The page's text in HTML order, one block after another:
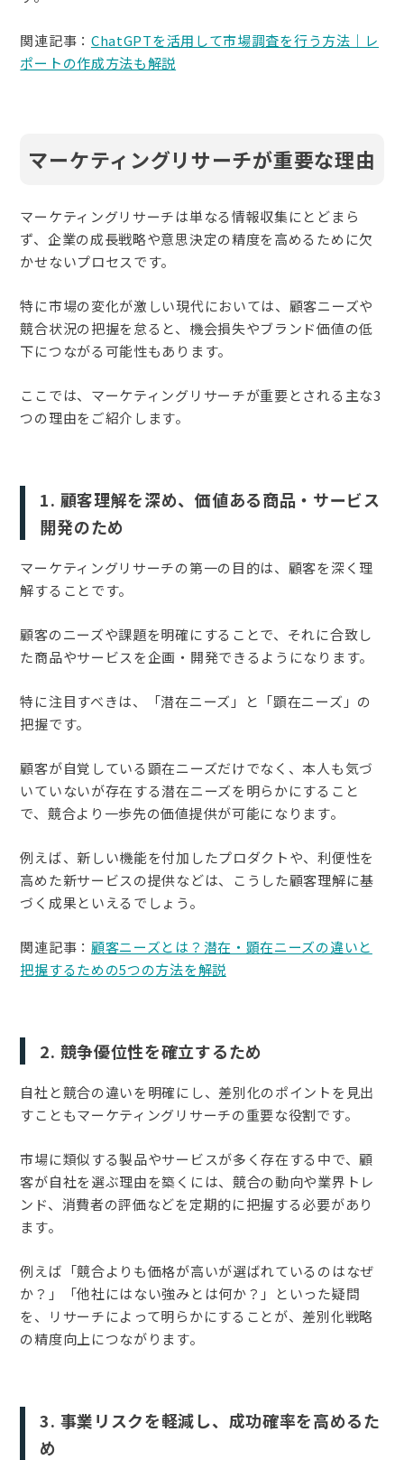
関連記事： ChatGPTを活用して市場調査を行う方法｜レ
ポートの作成方法も解説
マーケティングリサーチが重要な理由
マーケティングリサーチは単なる情報収集にとどまら
ず、企業の成長戦略や意思決定の精度を高めるために欠
かせないプロセスです。
特に市場の変化が激しい現代においては、顧客ニーズや
競合状況の把握を怠ると、機会損失やブランド価値の低
下につながる可能性もあります。
ここでは、マーケティングリサーチが重要とされる主な3
つの理由をご紹介します。
1. 顧客理解を深め、価値ある商品・サービス
開発のため
マーケティングリサーチの第一の目的は、顧客を深く理
解することです。
顧客のニーズや課題を明確にすることで、それに合致し
た商品やサービスを企画・開発できるようになります。
特に注目すべきは、「潜在ニーズ」と「顕在ニーズ」の
把握です。
顧客が自覚している顕在ニーズだけでなく、本人も気づ
いていないが存在する潜在ニーズを明らかにすること
で、競合より一歩先の価値提供が可能になります。
例えば、新しい機能を付加したプロダクトや、利便性を
高めた新サービスの提供などは、こうした顧客理解に基
づく成果といえるでしょう。
関連記事： 顧客ニーズとは？潜在・顕在ニーズの違いと
把握するための5つの方法を解説
2. 競争優位性を確立するため
自社と競合の違いを明確にし、差別化のポイントを見出
すこともマーケティングリサーチの重要な役割です。
市場に類似する製品やサービスが多く存在する中で、顧
客が自社を選ぶ理由を築くには、競合の動向や業界トレ
ンド、消費者の評価などを定期的に把握する必要があり
ます。
例えば「競合よりも価格が高いが選ばれているのはなぜ
か？」「他社にはない強みとは何か？」といった疑問
を、リサーチによって明らかにすることが、差別化戦略
の精度向上につながります。
3. 事業リスクを軽減し、成功確率を高めるた
め